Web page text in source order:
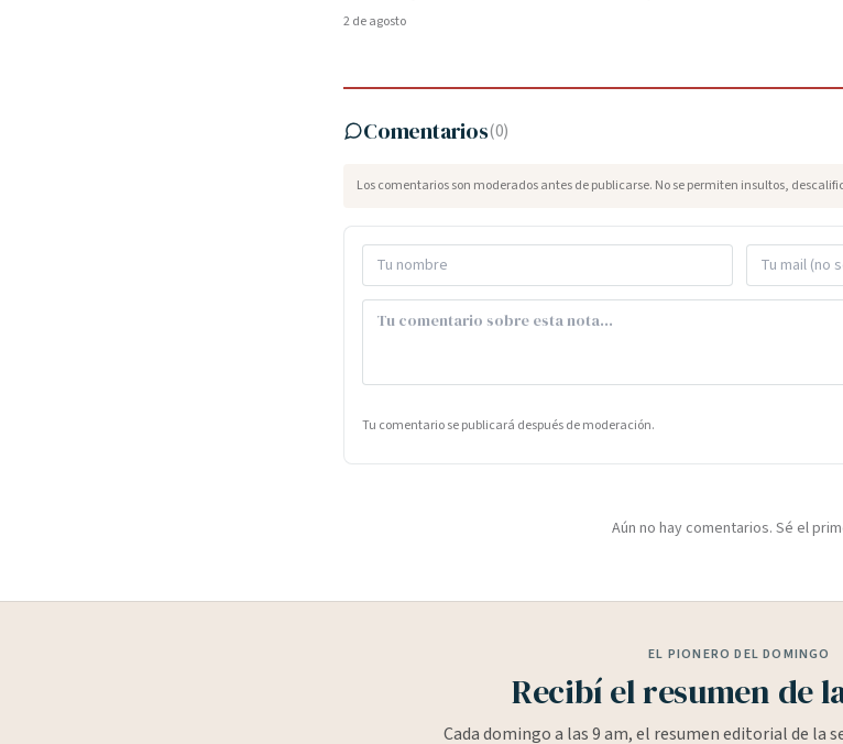
2 de agosto
Comentarios(0)
Los comentarios son moderados antes de publicarse. No se permiten insultos,
Tu comentario se publicará después de moderación.
Aún no hay comentarios. Sé el
EL PIONERO DEL DOMINGO
Recibí el resumen de
Cada domingo a las 9 am, el resumen editorial de la